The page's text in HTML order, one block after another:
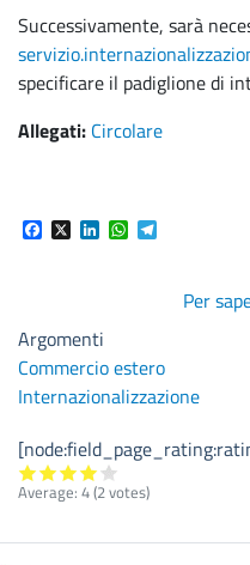
Successivamente, sarà
specificare il padiglione di
Allegati: Circolare
Facebook
X LinkedInWhatsApp
Per
Argomenti
Commercio estero
Internazionalizzazione
Average: 4(2votes)